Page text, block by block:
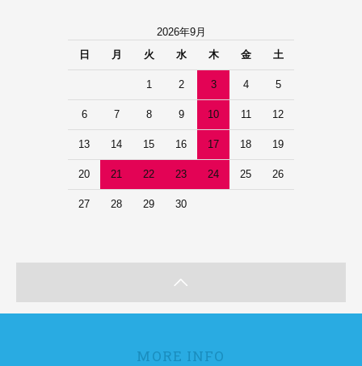
2026年9月
日
月 火 水 木 金 土
1 2 3 4 5
6 7 8 9 10 11 12
13 14 15 16 17 18 19
20 21 22 23 24 25 26
27 28 29 30
MORE INFO